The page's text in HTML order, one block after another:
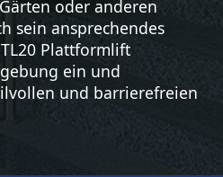
oder anderen
sein ansprechendes
Plattformlift
ein und
und barrierefreien